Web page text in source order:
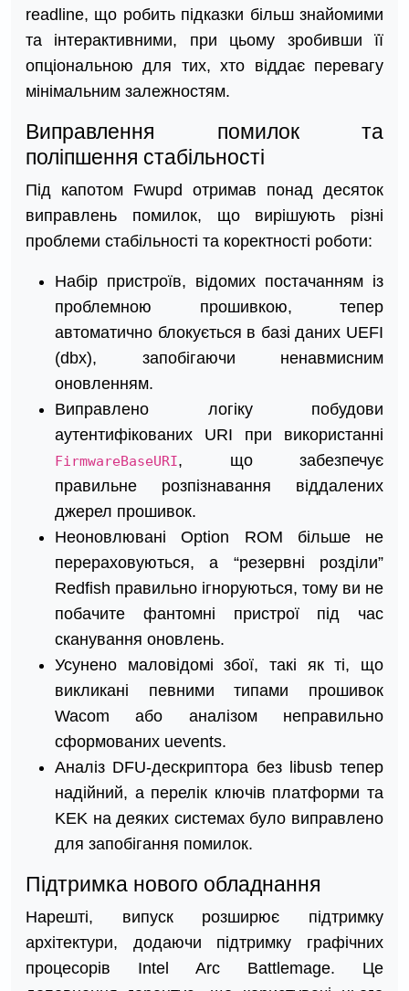
readline, що робить підказки більш знайомими
та інтерактивними, при цьому зробивши її
опціональною для тих, хто віддає перевагу
мінімальним залежностям.
Виправлення помилок та
поліпшення стабільності
Під капотом Fwupd отримав понад десяток
виправлень помилок, що вирішують різні
проблеми стабільності та коректності роботи:
Набір пристроїв, відомих постачанням із
проблемною прошивкою, тепер
автоматично блокується в базі даних UEFI
(dbx), запобігаючи ненавмисним
оновленням.
Виправлено логіку побудови
аутентифікованих URI при використанні
FirmwareBaseURI, що забезпечує
правильне розпізнавання віддалених
джерел прошивок.
Неоновлювані Option ROM більше не
перераховуються, а “резервні розділи”
Redfish правильно ігноруються, тому ви не
побачите фантомні пристрої під час
сканування оновлень.
Усунено маловідомі збої, такі як ті, що
викликані певними типами прошивок
Wacom або аналізом неправильно
сформованих uevents.
Аналіз DFU-дескриптора без libusb тепер
надійний, а перелік ключів платформи та
KEK на деяких системах було виправлено
для запобігання помилок.
Підтримка нового обладнання
Нарешті, випуск розширює підтримку
архітектури, додаючи підтримку графічних
процесорів Intel Arc Battlemage. Це